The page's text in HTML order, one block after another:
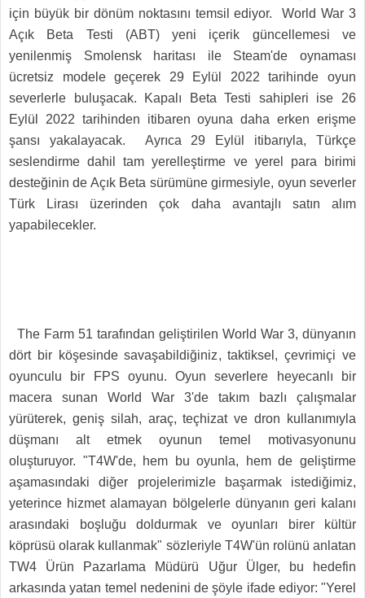
için büyük bir dönüm noktasını temsil ediyor. World War 3
Açık Beta Testi (ABT) yeni içerik güncellemesi ve
yenilenmiş Smolensk haritası ile Steam'de oynaması
ücretsiz modele geçerek 29 Eylül 2022 tarihinde oyun
severlerle buluşacak. Kapalı Beta Testi sahipleri ise 26
Eylül 2022 tarihinden itibaren oyuna daha erken erişme
şansı yakalayacak. Ayrıca 29 Eylül itibarıyla, Türkçe
seslendirme dahil tam yerelleştirme ve yerel para birimi
desteğinin de Açık Beta sürümüne girmesiyle, oyun severler
Türk Lirası üzerinden çok daha avantajlı satın alım
yapabilecekler.
The Farm 51 tarafından geliştirilen World War 3, dünyanın
dört bir köşesinde savaşabildiğiniz, taktiksel, çevrimiçi ve
oyunculu bir FPS oyunu. Oyun severlere heyecanlı bir
macera sunan World War 3'de takım bazlı çalışmalar
yürüterek, geniş silah, araç, teçhizat ve dron kullanımıyla
düşmanı alt etmek oyunun temel motivasyonunu
oluşturuyor. "T4W'de, hem bu oyunla, hem de geliştirme
aşamasındaki diğer projelerimizle başarmak istediğimiz,
yeterince hizmet alamayan bölgelerle dünyanın geri kalanı
arasındaki boşluğu doldurmak ve oyunları birer kültür
köprüsü olarak kullanmak" sözleriyle T4W'ün rolünü anlatan
TW4 Ürün Pazarlama Müdürü Uğur Ülger, bu hedefin
arkasında yatan temel nedenini de şöyle ifade ediyor: "Yerel